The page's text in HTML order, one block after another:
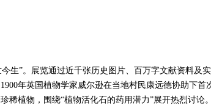
生”。展览通过近千张历史图片、百万字文献资料
年英国植物学家威尔逊在当地村民康远德协助下首
稀植物，围绕“植物活化石的药用潜力”展开热烈讨